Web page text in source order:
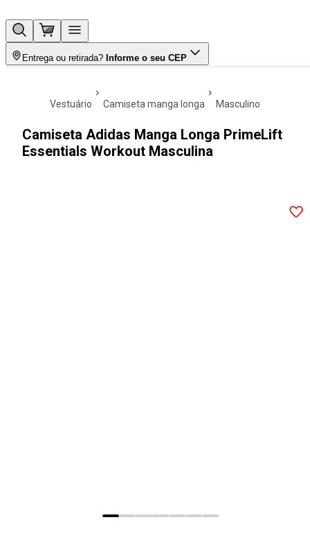
Entrega ou retirada? Informe o seu CEP
vestuário camiseta manga longa masculino
Camiseta Adidas Manga Longa PrimeLift
Essentials Workout Masculina